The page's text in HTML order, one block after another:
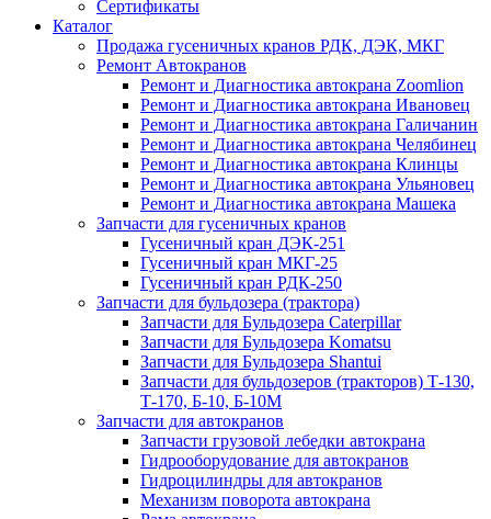
Сертификаты
Каталог
Продажа гусеничных кранов РДК, ДЭК, МКГ
Ремонт Автокранов
Ремонт и Диагностика автокрана Zoomlion
Ремонт и Диагностика автокрана Ивановец
Ремонт и Диагностика автокрана Галичанин
Ремонт и Диагностика автокрана Челябинец
Ремонт и Диагностика автокрана Клинцы
Ремонт и Диагностика автокрана Ульяновец
Ремонт и Диагностика автокрана Машека
Запчасти для гусеничных кранов
Гусеничный кран ДЭК-251
Гусеничный кран МКГ-25
Гусеничный кран РДК-250
Запчасти для бульдозера (трактора)
Запчасти для Бульдозера Caterpillar
Запчасти для Бульдозера Komatsu
Запчасти для Бульдозера Shantui
Запчасти для бульдозеров (тракторов) Т-130,
Т-170, Б-10, Б-10М
Запчасти для автокранов
Запчасти грузовой лебедки автокрана
Гидрооборудование для автокранов
Гидроцилиндры для автокранов
Механизм поворота автокрана